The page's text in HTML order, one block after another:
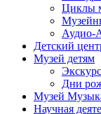
Циклы
Аудио-
Детский
Музей детям
Дни
Музей
Научная